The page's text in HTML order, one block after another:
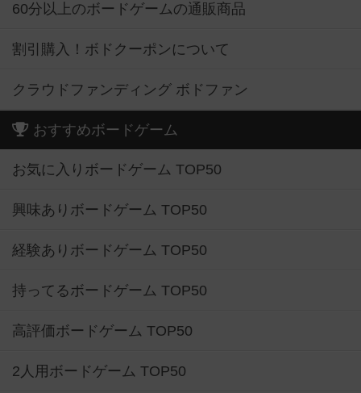
60分以上のボードゲームの通販商品
割引購入！ボドクーポンについて
クラウドファンディング ボドファン
おすすめボードゲーム
お気に入りボードゲーム TOP50
興味ありボードゲーム TOP50
経験ありボードゲーム TOP50
持ってるボードゲーム TOP50
高評価ボードゲーム TOP50
2人用ボードゲーム TOP50